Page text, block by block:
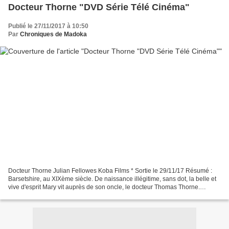
Docteur Thorne "DVD Série Télé Cinéma"
Publié le 27/11/2017 à 10:50
Par Chroniques de Madoka
Docteur Thorne Julian Fellowes Koba Films * Sortie le 29/11/17 Résumé :
Barsetshire, au XIXème siècle. De naissance illégitime, sans dot, la belle et
vive d'esprit Mary vit auprès de son oncle, le docteur Thomas Thorne.